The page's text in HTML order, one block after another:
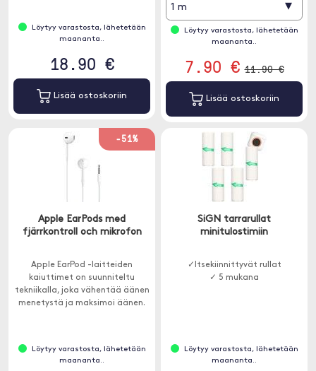
Löytyy varastosta, lähetetään
maananta..
18.90 €
Lisää ostoskoriin
1 m ▾
Löytyy varastosta, lähetetään
maananta..
7.90 € 11.90 €
Lisää ostoskoriin
-51%
Apple EarPods med
fjärrkontroll och mikrofon
Apple EarPod -laitteiden
kaiuttimet on suunniteltu
tekniikalla, joka vähentää äänen
menetystä ja maksimoi äänen.
Löytyy varastosta, lähetetään
maananta..
SiGN tarrarullat
minitulostimiin
✓Itsekiinnittyvät rullat
✓ 5 mukana
Löytyy varastosta, lähetetään
maananta..